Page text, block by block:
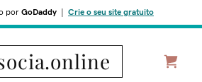
por GoDaddy Crie o seu site gratuito